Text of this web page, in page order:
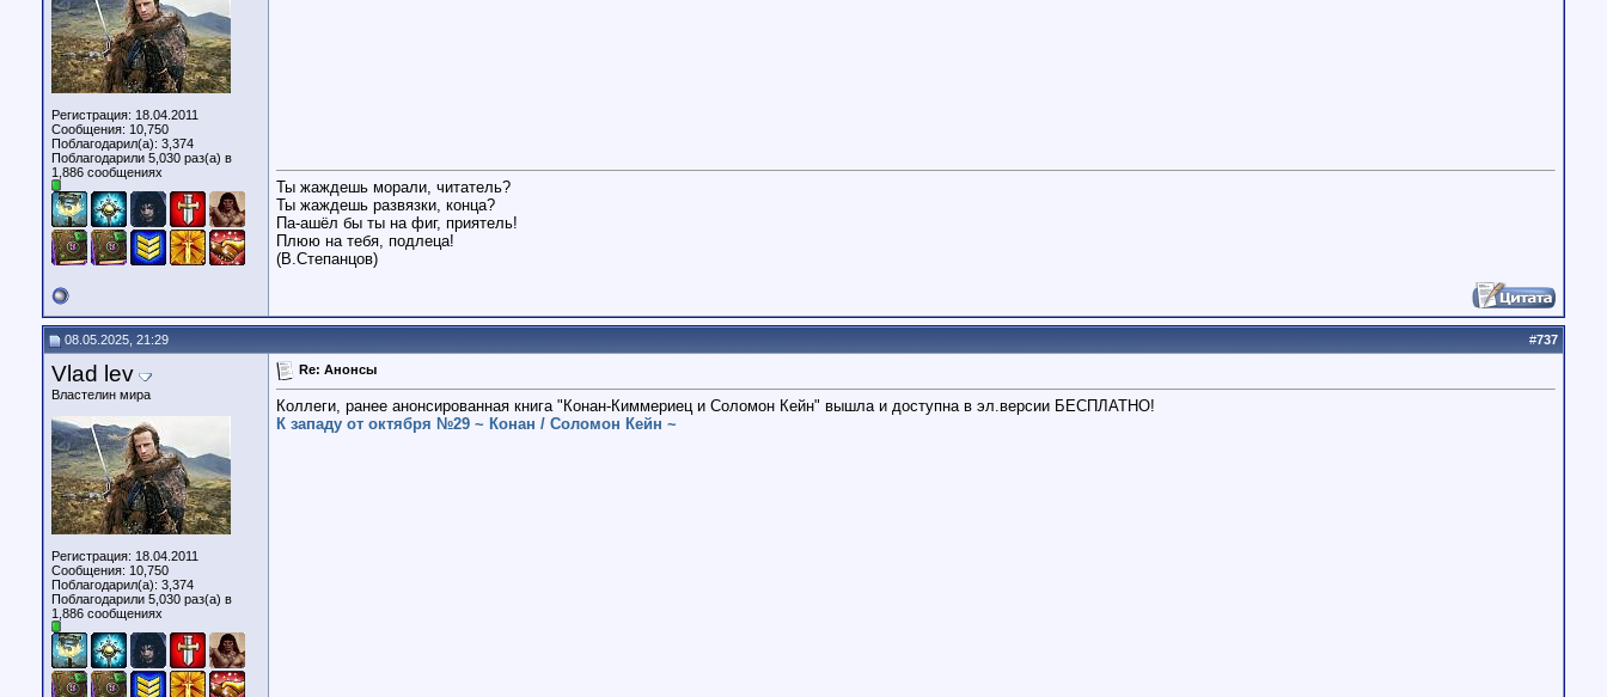
Регистрация: 18.04.2011
Сообщения: 10,750
Поблагодарил(а): 3,374
Поблагодарили 5,030 раз(а) в
1,886 сообщениях
Ты жаждешь морали, читатель?
Ты жаждешь развязки, конца?
Па-ашёл бы ты на фиг, приятель!
Плюю на тебя, подлеца!
(В.Степанцов)
08.05.2025, 21:29 #737
Vlad lev
Властелин мира
Регистрация: 18.04.2011
Сообщения: 10,750
Поблагодарил(а): 3,374
Поблагодарили 5,030 раз(а) в
1,886 сообщениях
Re: Анонсы
Коллеги, ранее анонсированная книга "Конан-Киммериец и Соломон Кейн" вышла и доступна в эл.версии БЕСПЛАТНО!
К западу от октября №29 ~ Конан / Соломон Кейн ~